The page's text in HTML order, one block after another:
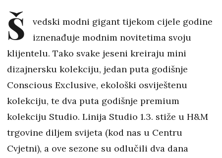
Š
vedski modni gigant tijekom cijele godine
iznenađuje modnim novitetima svoju
klijentelu. Tako svake jeseni kreiraju mini
dizajnersku kolekciju, jedan puta godišnje
Conscious Exclusive, ekološki osviještenu
kolekciju, te dva puta godišnje premium
kolekciju Studio. Linija Studio 1.3. stiže u H&M
trgovine diljem svijeta (kod nas u Centru
Cvjetni), a ove sezone su odlučili dva dana